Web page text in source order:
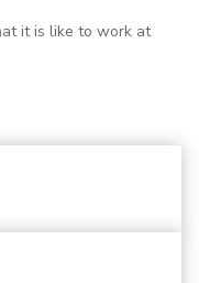
it is like to work at